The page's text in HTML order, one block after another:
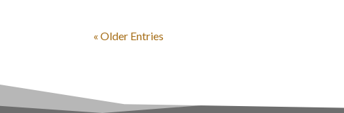
« Older Entries